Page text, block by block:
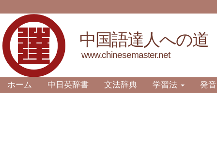
中国語達人への道
www.chinesemaster.net
ホーム 中日英辞書 文法辞典 学習法 発音